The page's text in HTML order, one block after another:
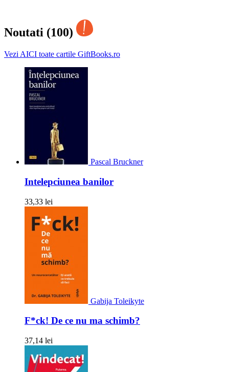
Noutati (100)
Vezi AICI toate cartile GiftBooks.ro
Pascal Bruckner
Intelepciunea banilor
33,33 lei
Gabija Toleikyte
F*ck! De ce nu ma schimb?
37,14 lei